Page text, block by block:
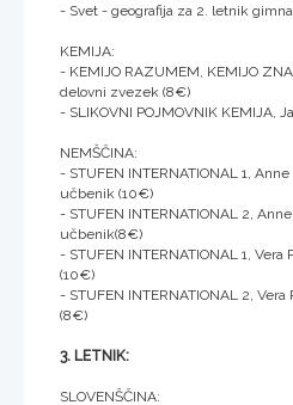
- Svet - geografija za 2. letnik
KEMIJA:
- KEMIJO RAZUMEM, KEMIJO
delovni zvezek (8€)
- SLIKOVNI POJMOVNIK KEMIJA,
NEMŠČINA:
- STUFEN INTERNATIONAL 1,
učbenik (10€)
- STUFEN INTERNATIONAL 2,
učbenik(8€)
- STUFEN INTERNATIONAL 1,
(10€)
- STUFEN INTERNATIONAL 2,
(8€)
3. LETNIK:
SLOVENŠČINA: